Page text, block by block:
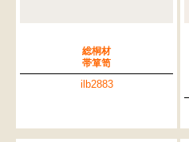
総桐材
帯箪笥
ilb2883